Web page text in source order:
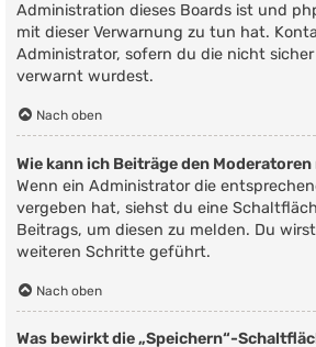
Administration dieses Boards ist und
mit dieser Verwarnung zu tun hat.
Administrator, sofern du die nicht
verwarnt wurdest.
Nach oben
Wie kann ich Beiträge den Moderatoren
Wenn ein Administrator die
vergeben hat, siehst du eine
Beitrags, um diesen zu melden. Du
weiteren Schritte geführt.
Nach oben
Was bewirkt die „Speichern“-